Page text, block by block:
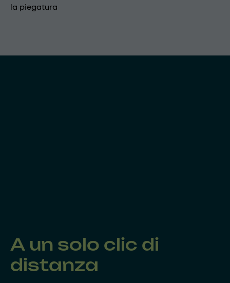
la piegatura
A un solo clic di
distanza